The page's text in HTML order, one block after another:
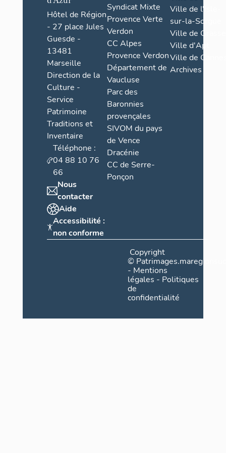
Hôtel de Région
- 27 place Jules
Guesde -
13481
Marseille
Direction de la
Culture -
Service
Patrimoine
Traditions et
Inventaire
Téléphone :
04 88 10 76
66
Nous
contacter
Aide
Accessibilité :
non conforme
Syndicat Mixte
Provence Verte
Verdon
CC Alpes
Provence Verdon
Département de
Vaucluse
Parc des
Baronnies
provençales
SIVOM du pays
de Vence
Dracénie
CC de Serre-
Ponçon
Ville de l'Isle-
sur-la-Sorgue
Ville de Grasse
Ville d'Apt
Ville de
Archives
Copyright
©
- Mentions
légales - Politiques
de
confidentialité